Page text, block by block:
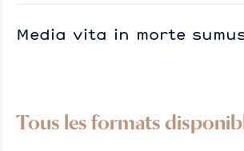
Media vita in morte
Tous les formats